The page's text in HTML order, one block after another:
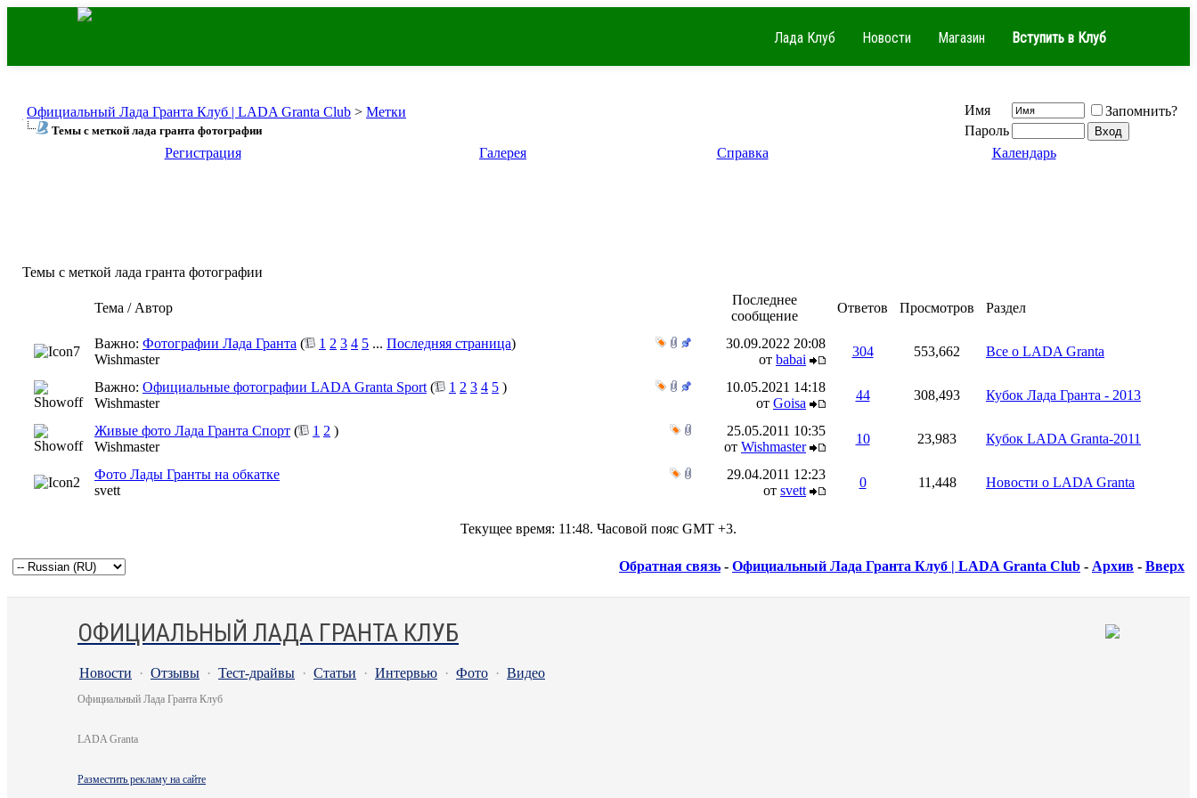
Лада Клуб Новости Магазин Вступить в Клуб
Официальный Лада Гранта Клуб | LADA Granta Club > Метки
Темы с меткой лада гранта фотографии
Имя
Запомнить?
Пароль
Регистрация
Галерея Справка Календарь
Темы с меткой лада гранта фотографии
Тема / Автор
Последнее
сообщение
Ответов Просмотров Раздел
Важно: Фотографии Лада Гранта ( 1 2 3 4 5 ... Последняя страница)
Wishmaster
30.09.2022 20:08
от babai
304 553,662 Все о LADA Granta
Важно: Официальные фотографии LADA Granta Sport ( 1 2 3 4 5 )
Wishmaster
10.05.2021 14:18
от Goisa
44 308,493 Кубок Лада Гранта - 2013
Живые фото Лада Гранта Спорт ( 1 2 )
Wishmaster
25.05.2011 10:35
от Wishmaster
10 23,983 Кубок LADA Granta-2011
Фото Лады Гранты на обкатке
svett
29.04.2011 12:23
от svett
0 11,448 Новости о LADA Granta
Текущее время: 11:48. Часовой пояс GMT +3.
Обратная связь - Официальный Лада Гранта Клуб | LADA Granta Club - Архив - Вверх
ОФИЦИАЛЬНЫЙ ЛАДА ГРАНТА КЛУБ
Новости · Отзывы · Тест-драйвы · Статьи · Интервью · Фото · Видео
Официальный Лада Гранта Клуб
LADA Granta
Разместить рекламу на сайте